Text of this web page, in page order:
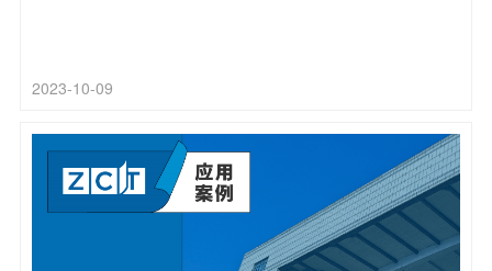
2023-10-09